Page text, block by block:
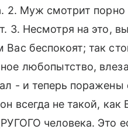
2. Муж смотрит порно
3. Несмотря на это,
беспокоят; так
любопытство,
- и теперь
всегда не такой,
человека. Это